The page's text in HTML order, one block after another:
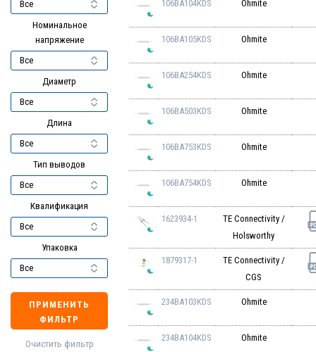
Номинальное
напряжение
Диаметр
Длина
Тип выводов
Квалификация
Упаковка
ПРИМЕНИТЬ
ФИЛЬТР
Очистить фильтр
106BA104KDS Ohmite
106BA105KDS Ohmite
106BA254KDS Ohmite
106BA503KDS Ohmite
106BA753KDS Ohmite
106BA754KDS Ohmite
1623934-1
TE Connectivity /
Holsworthy
1879317-1
TE Connectivity /
CGS
234BA103KDS Ohmite
234BA104KDS Ohmite